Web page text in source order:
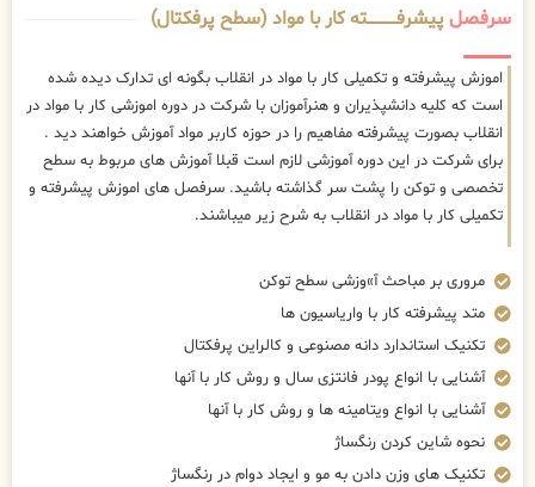
سرفصلپیشرفــــــــــــته کار با مواد (سطح پرفکتال)
اموزش پیشرفته و تکمیلی کار با مواد در انقلاب بگونه ای تدارک دیده شده
است که کلیه دانشپذیران و هنرآموزان با شرکت در دوره اموزشی کار با مواد در
انقلاب بصورت پیشرفته مفاهیم را در حوزه کاربر مواد آموزش خواهند دید .
برای شرکت در این دوره آموزشی لازم است قبلا آموزش های مربوط به سطح
تخصصی و توکن را پشت سر گذاشته باشید. سرفصل های اموزش پیشرفته و
تکمیلی کار با مواد در انقلاب به شرح زیر میباشند.
مروری بر مباحث آ»وزشی سطح توکن
متد پیشرفته کار با واریاسیون ها
تکنیک استاندارد دانه مصنوعی و کالراین پرفکتال
آشنایی با انواع پودر فانتزی سال و روش کار با آنها
آشنایی با انواع ویتامینه ها و روش کار با آنها
نحوه شاین کردن رنگساژ
تکنیک های وزن دادن به مو و ایجاد دوام در رنگساژ